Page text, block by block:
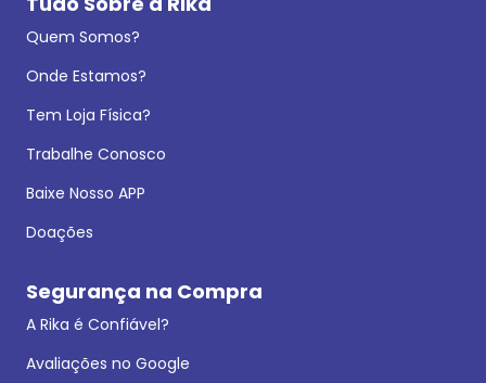
Quem Somos?
Onde Estamos?
Tem Loja Física?
Trabalhe Conosco
Baixe Nosso APP
Doações
Segurança na Compra
A Rika é Confiável?
Avaliações no Google